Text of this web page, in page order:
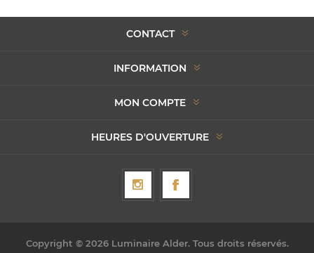
CONTACT
INFORMATION
MON COMPTE
HEURES D'OUVERTURE
Copyright © 2026 Luminaire Alder. Tous droits réservés.